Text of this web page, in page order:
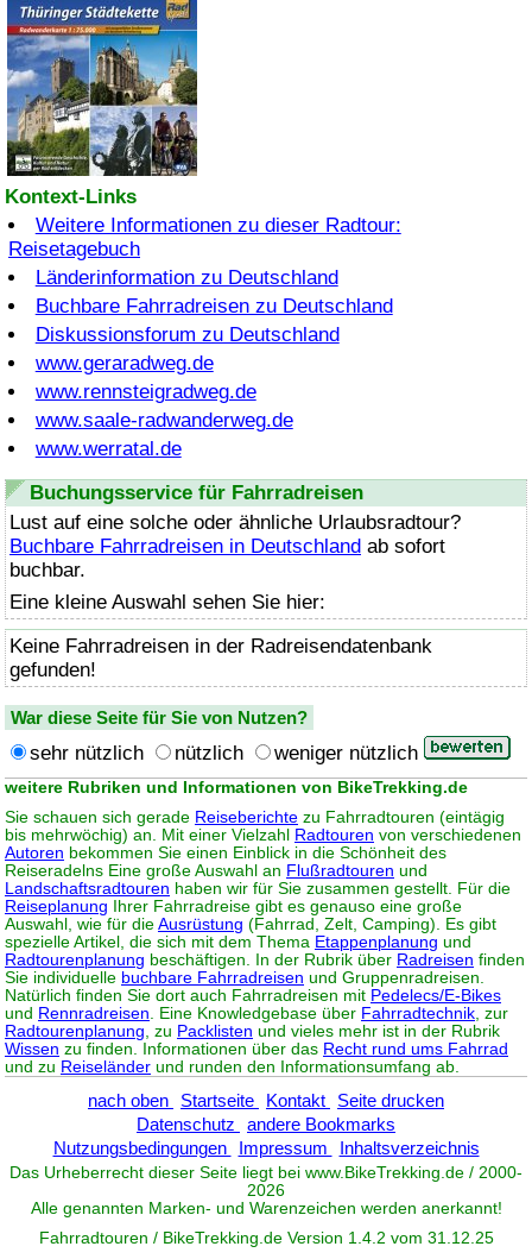
Kontext-Links
Weitere Informationen zu dieser Radtour:
Reisetagebuch
Länderinformation zu Deutschland
Buchbare Fahrradreisen zu Deutschland
Diskussionsforum zu Deutschland
www.geraradweg.de
www.rennsteigradweg.de
www.saale-radwanderweg.de
www.werratal.de
Buchungsservice für Fahrradreisen
Lust auf eine solche oder ähnliche Urlaubsradtour?
Buchbare Fahrradreisen in Deutschland ab sofort
buchbar.
Eine kleine Auswahl sehen Sie hier:
Keine Fahrradreisen in der Radreisendatenbank
gefunden!
War diese Seite für Sie von Nutzen?
sehr nützlich nützlich weniger nützlich
weitere Rubriken und Informationen von BikeTrekking.de
Sie schauen sich gerade Reiseberichte zu Fahrradtouren (eintägig
bis mehrwöchig) an. Mit einer Vielzahl
Radtouren von verschiedenen
Autoren bekommen Sie einen Einblick in die Schönheit des
Reiseradelns Eine große Auswahl an Flußradtouren und
Landschaftsradtouren haben wir für Sie zusammen gestellt. Für die
Reiseplanung Ihrer Fahrradreise gibt es genauso eine große
Auswahl, wie für die Ausrüstung (Fahrrad, Zelt, Camping). Es gibt
spezielle Artikel, die sich mit dem Thema Etappenplanung und
Radtourenplanung beschäftigen. In der Rubrik über Radreisen finden
Sie individuelle buchbare Fahrradreisen und Gruppenradreisen.
Natürlich finden Sie dort auch Fahrradreisen mit Pedelecs/E-Bikes
und Rennradreisen. Eine Knowledgebase über Fahrradtechnik, zur
Radtourenplanung, zu Packlisten und vieles mehr ist in der Rubrik
Wissen zu finden. Informationen über das Recht rund ums Fahrrad
und zu Reiseländer und runden den Informationsumfang ab.
nach oben Startseite Kontakt
Seite drucken
Datenschutz
andere Bookmarks
Nutzungsbedingungen
Impressum Inhaltsverzeichnis
Das Urheberrecht dieser Seite liegt bei www. BikeTrekking.de / 2000-
2026
Alle genannten Marken- und Warenzeichen werden anerkannt!
Fahrradtouren / BikeTrekking.de Version 1.4.2 vom 31.12.25